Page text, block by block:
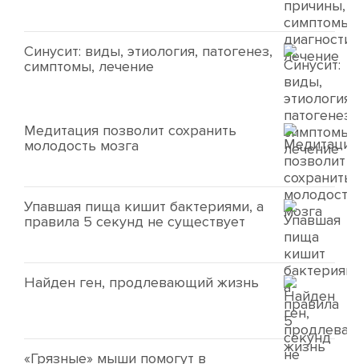
Синусит: виды, этиология, патогенез,
симптомы, лечение
Медитация позволит сохранить
молодость мозга
Упавшая пища кишит бактериями, а
правила 5 секунд не существует
Найден ген, продлевающий жизнь
«Грязные» мыши помогут в